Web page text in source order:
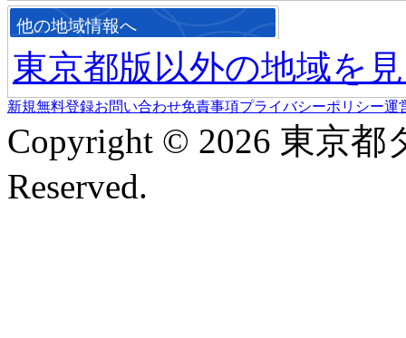
他の地域情報へ
東京都版以外の地域を
新規無料登録お問い合わせ免責事項プライバシーポリシー運
Copyright © 2026 東京
Reserved.